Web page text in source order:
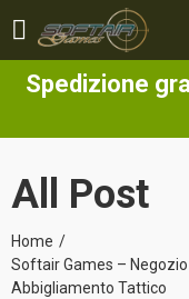
Spedizione
All Post
Home
Softair Games –
Abbigliamento Tattico